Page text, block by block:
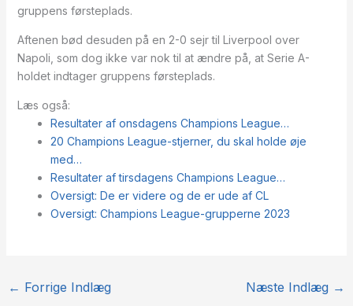
gruppens førsteplads.
Aftenen bød desuden på en 2-0 sejr til Liverpool over
Napoli, som dog ikke var nok til at ændre på, at Serie A-
holdet indtager gruppens førsteplads.
Læs også:
Resultater af onsdagens Champions League…
20 Champions League-stjerner, du skal holde øje
med…
Resultater af tirsdagens Champions League…
Oversigt: De er videre og de er ude af CL
Oversigt: Champions League-grupperne 2023
← Forrige Indlæg Næste Indlæg →